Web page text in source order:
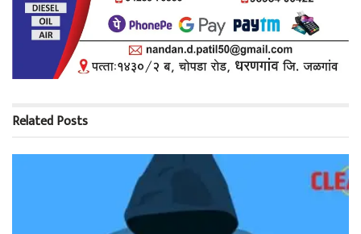
RelatedPosts